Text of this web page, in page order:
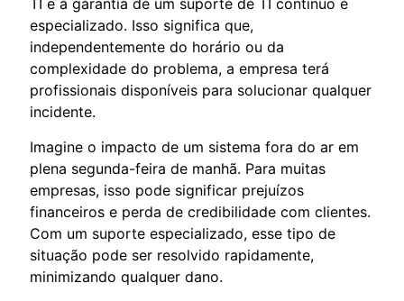
especializado. Isso significa que,
independentemente do horário ou da
complexidade do problema, a empresa terá
profissionais disponíveis para solucionar qualquer
incidente.
Imagine o impacto de um sistema fora do ar em
plena segunda-feira de manhã. Para muitas
empresas, isso pode significar prejuízos
financeiros e perda de credibilidade com clientes.
Com um suporte especializado, esse tipo de
situação pode ser resolvido rapidamente,
minimizando qualquer dano.